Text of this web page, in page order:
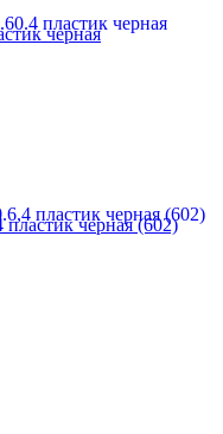
черная
пластик черная (602)